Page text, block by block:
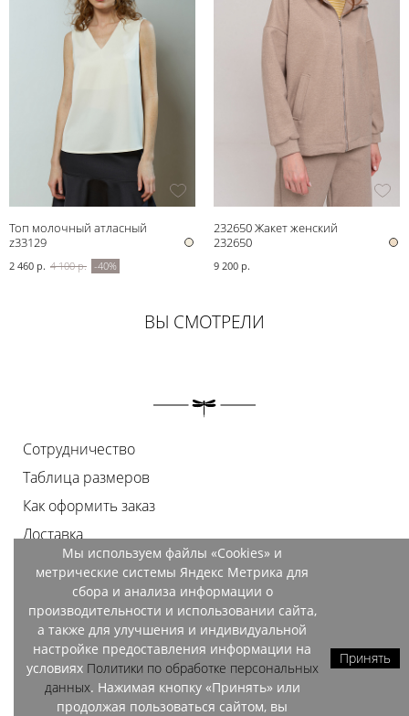
Топ молочный атласный
z33129
2 460 р. 4 100 р. -40%
232650 Жакет женский
232650
9 200 р.
ВЫ СМОТРЕЛИ
Сотрудничество
Таблица размеров
Как оформить заказ
Доставка
Оплата
Возврат
Документы
Контакты
Магазины
Мы используем файлы «Cookies» и
метрические системы Яндекс Метрика для
сбора и анализа информации о
производительности и использовании сайта,
а также для улучшения и индивидуальной
настройке предоставления информации на
условиях Политики по обработке персональных
данных. Нажимая кнопку «Принять» или
продолжая пользоваться сайтом, вы
Принять